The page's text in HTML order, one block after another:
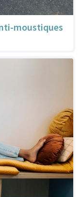
moustiques